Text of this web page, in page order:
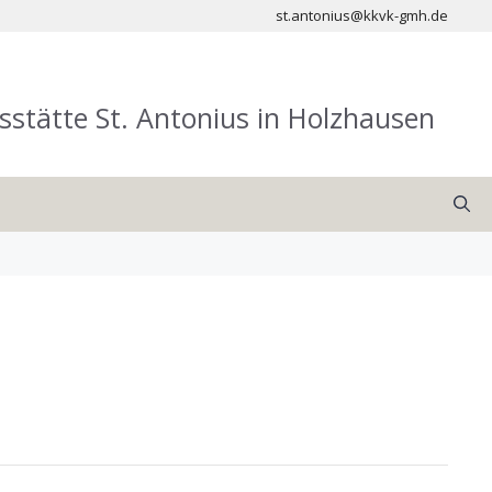
st.antonius@kkvk-gmh.de
St. Antonius in Holzhausen